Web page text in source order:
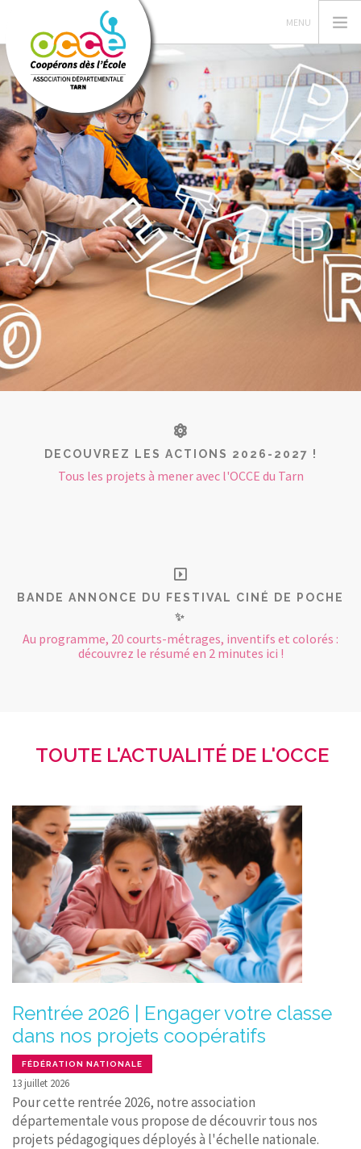
OCCE
ESPACE MANDATAIRE
PROJETS DANS LES CLASSES
FORMATIONS
RESSOURCES
PRETS
CONTACT
DECOUVREZ LES ACTIONS 2026-2027 !
Tous les projets à mener avec l'OCCE du Tarn
BANDE ANNONCE DU FESTIVAL CINÉ DE POCHE
✨
Au programme, 20 courts-métrages, inventifs et colorés :
découvrez le résumé en 2 minutes ici !
TOUTE L'ACTUALITÉ DE L'OCCE
Rentrée 2026 | Engager votre classe
dans nos projets coopératifs
FÉDÉRATION NATIONALE
13 juillet 2026
Pour cette rentrée 2026, notre association
départementale vous propose de découvrir tous nos
projets pédagogiques déployés à l'échelle nationale.